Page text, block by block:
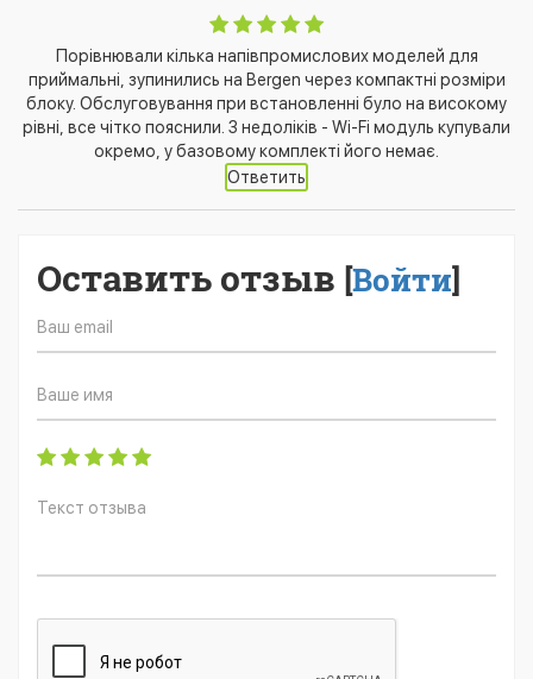
Порівнювали кілька напівпромислових моделей для
приймальні, зупинились на Bergen через компактні розміри
блоку. Обслуговування при встановленні було на високому
рівні, все чітко пояснили. З недоліків - Wi-Fi модуль купували
окремо, у базовому комплекті його немає.
Ответить
Оставить отзыв [Войти]